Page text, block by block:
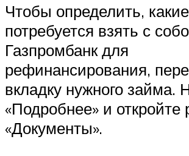
Чтобы определить,
потребуется взять с
Газпромбанк для
рефинансирования,
вкладку нужного займа.
«Подробнее» и откройте
«Документы».